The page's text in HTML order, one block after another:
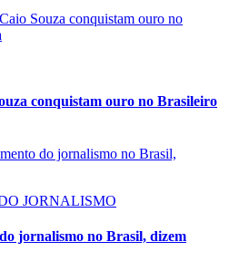
conquistam ouro no Brasileiro
JORNALISMO
jornalismo no Brasil, dizem